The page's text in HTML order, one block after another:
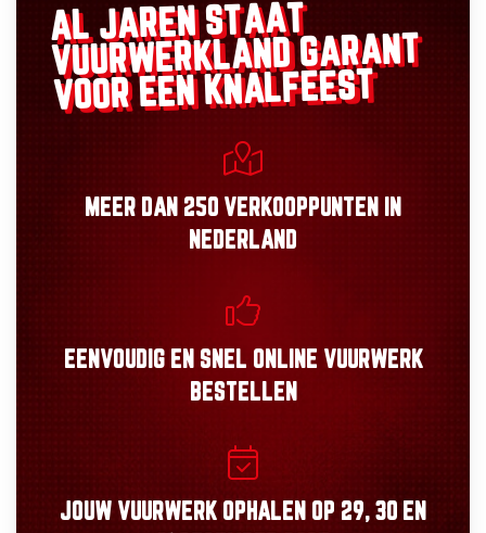
AL JAREN STAAT
VUURWERKLANDGARANT
VOOR EEN KNALFEEST
MEER DAN 250 VERKOOPPUNTEN
IN
NEDERLAND
EENVOUDIGEN SNEL ONLINE VUURWERK
BESTELLEN
JOUW VUURWERK OPHALEN OP 29, 30 EN